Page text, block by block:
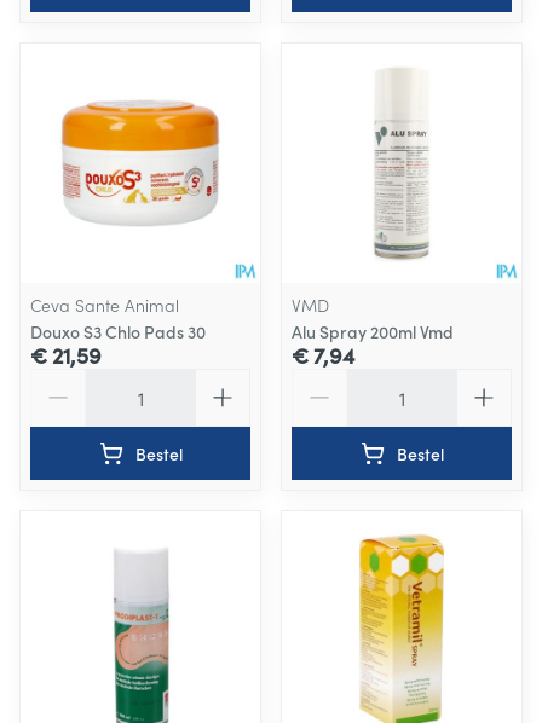
Ceva Sante Animal
Douxo S3 Chlo Pads 30
€ 21,59
Bestel
VMD
Alu Spray 200ml Vmd
€ 7,94
Bestel